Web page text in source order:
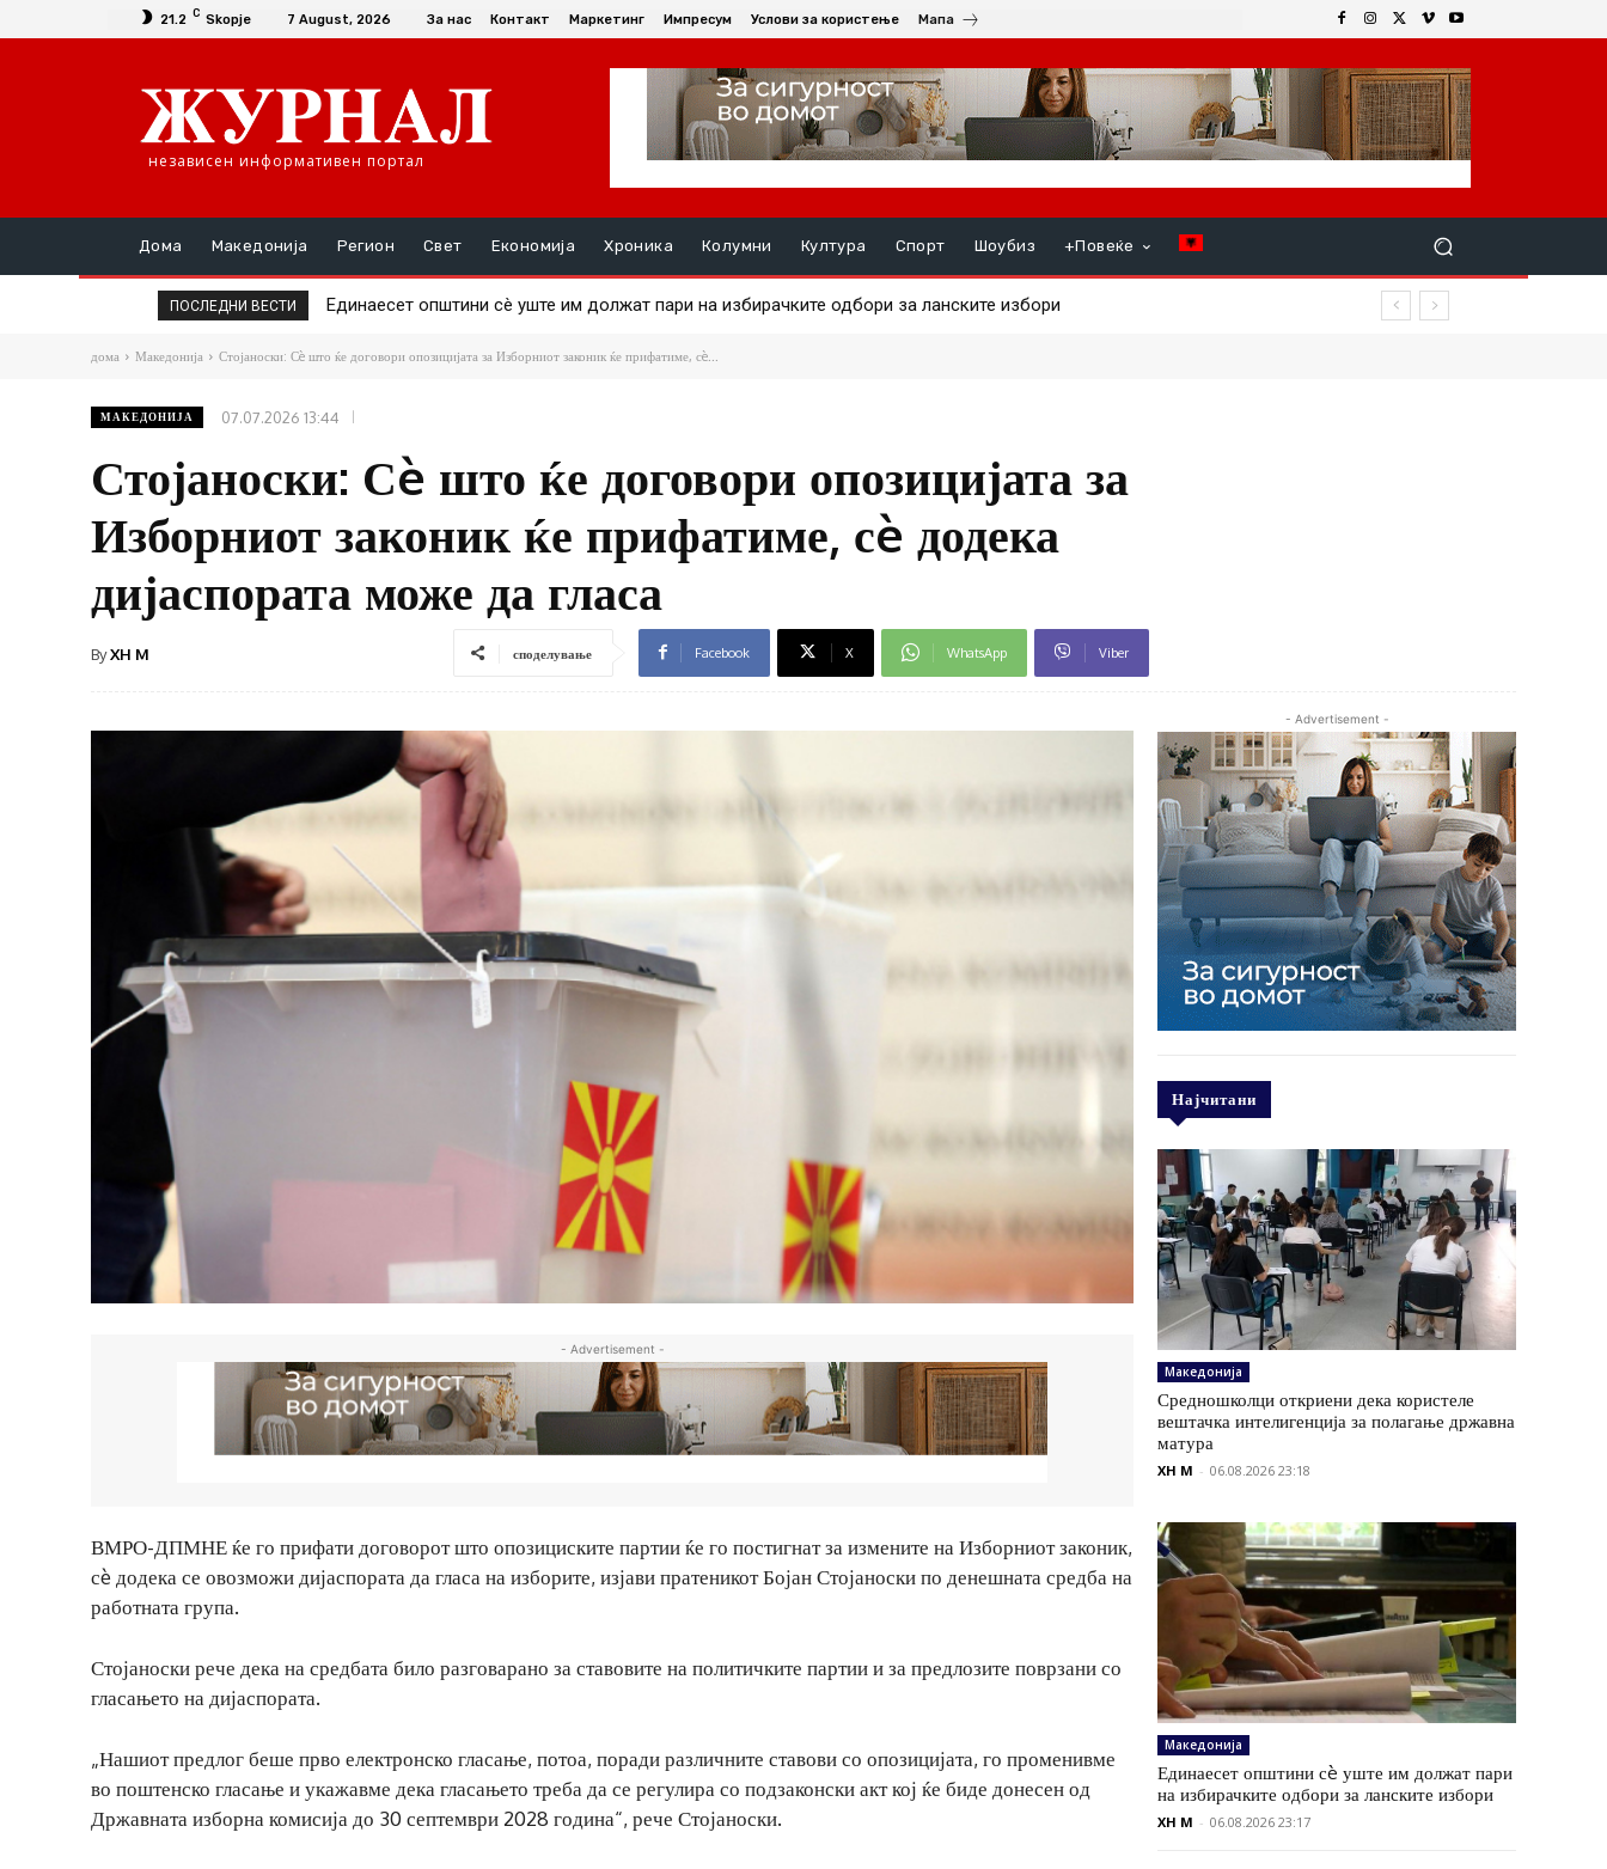
21.2 C Skopje 7 August, 2026 За нас Контакт Маркетинг Импресум Услови за користење Мапа
независен информативен портал
Дома Македонија Регион Свет Економија Хроника Колумни Култура Спорт Шоубиз +Повеќе
ПОСЛЕДНИ ВЕСТИ Единаесет општини сè уште им должат пари на избирачките одбори за ланските избори
Повторно скок на цената на златото
дома Македонија Стојаноски: Сè што ќе договори опозицијата за Изборниот законик ќе прифатиме, сè...
МАКЕДОНИЈА 07.07.2026 13:44
Стојаноски: Сè што ќе договори опозицијата за
Изборниот законик ќе прифатиме, сè додека
дијаспората може да гласа
ByXH M споделување Facebook X WhatsApp Viber
- Advertisement -
ВМРО-ДПМНЕ ќе го прифати договорот што опозициските партии ќе го постигнат за измените на Изборниот законик,
сè додека се овозможи дијаспората да гласа на изборите, изјави пратеникот Бојан Стојаноски по денешната средба на
работната група.
Стојаноски рече дека на средбата било разговарано за ставовите на политичките партии и за предлозите поврзани со
гласањето на дијаспората.
„Нашиот предлог беше прво електронско гласање, потоа, поради различните ставови со опозицијата, го променивме
во поштенско гласање и укажавме дека гласањето треба да се регулира со подзаконски акт кој ќе биде донесен од
Државната изборна комисија до 30 септември 2028 година“, рече Стојаноски.
- Advertisement -
Најчитани
Македонија
Средношколци откриени дека користеле
вештачка интелигенција за полагање државна
матура
XH M - 06.08.2026 23:18
Македонија
Единаесет општини сè уште им должат пари
на избирачките одбори за ланските избори
XH M - 06.08.2026 23:17